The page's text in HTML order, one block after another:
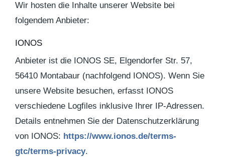
Wir hosten die Inhalte unserer Website bei
folgendem Anbieter:
IONOS
Anbieter ist die IONOS SE, Elgendorfer Str. 57,
56410 Montabaur (nachfolgend IONOS). Wenn Sie
unsere Website besuchen, erfasst IONOS
verschiedene Logfiles inklusive Ihrer IP-Adressen.
Details entnehmen Sie der Datenschutzerklärung
von IONOS: https://www.ionos.de/terms-
gtc/terms-privacy.